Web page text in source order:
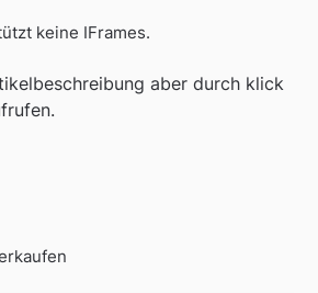
keine IFrames.
aber durch klick